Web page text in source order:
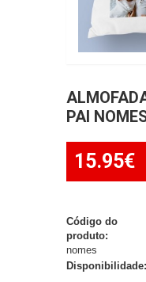
PAI
15.95€
Código do
produto:
nomes
Disponibilidade: